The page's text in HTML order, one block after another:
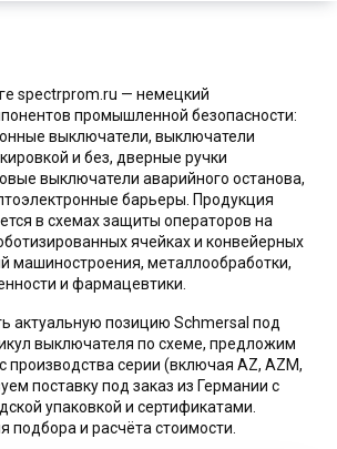
spectrprom.ru — немецкий
промышленной безопасности:
выключатели, выключатели
и без, дверные ручки
выключатели аварийного останова,
барьеры. Продукция
в схемах защиты операторов на
ячейках и конвейерных
машиностроения, металлообработки,
и фармацевтики.
актуальную позицию Schmersal под
выключателя по схеме, предложим
производства серии (включая AZ, AZM,
поставку под заказ из Германии с
упаковкой и сертификатами.
подбора и расчёта стоимости.